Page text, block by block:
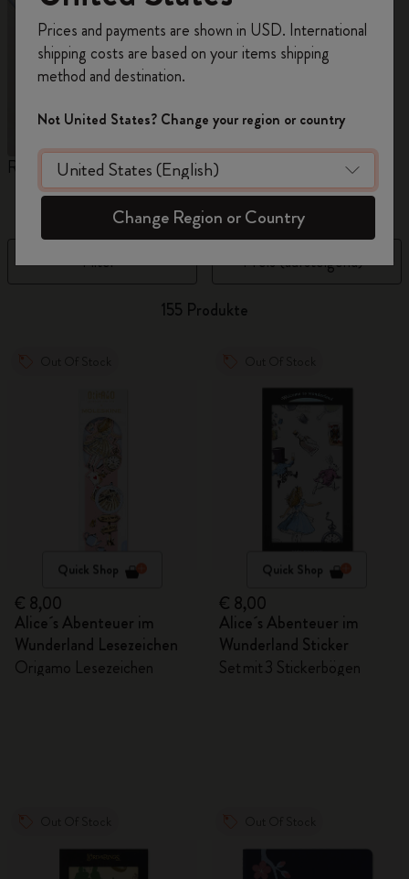
Reframe Sunglasses Kim Jung Gi Kollektion
Filter Preis (aufsteigend)
155 Produkte
Quick Shop
€ 8,00
Alice´s Abenteuer im
Wunderland Lesezeichen
Origamo Lesezeichen
Quick Shop
€ 8,00
Alice´s Abenteuer im
Wunderland Sticker
Set mit 3 Stickerbögen
10% Rabatt sowie kostenlosen Versand auf
Ihre erste Bestellungmit dem Code
WELCOME10.
Erstellen Sie ein Moleskine Konto, um Zugang zu
exklusiven Angeboten, Mitgliedervorteilen und
noch mehr Inspiration zu erhalten.
Jetzt registrieren!
Prices and payments are shown in USD. International
shipping costs are based on your items shipping
method and destination.
Not United States? Change your region or country
Change Region or Country